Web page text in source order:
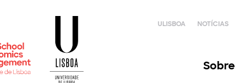
ULISBOA NOTÍCIAS
Sobre